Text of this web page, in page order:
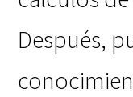
Después,